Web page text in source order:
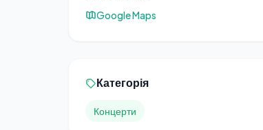
Google Maps
Категорія
Концерти